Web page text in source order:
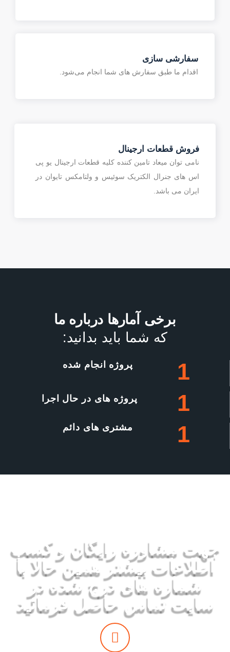
سفارشی سازی
اقدام ما طبق سفارش های شما انجام می‌شود.
فروش قطعات ارجینال
نامی توان میعاد تامین کننده کلیه قطعات ارجینال یو پی
اس های جنرال الکتریک سوئیس و ولتامکس تایوان در
ایران می باشد.
برخی آمارها درباره ما
که شما باید بدانید:
1 پروژه انجام شده
1 پروژه های در حال اجرا
1 مشتری های دائم
جهت مشاوره رایگان و کسب
اطلاعات بیشتر همین حالا با
شماره های درج شده در
سایت تماس حاصل فرمائید